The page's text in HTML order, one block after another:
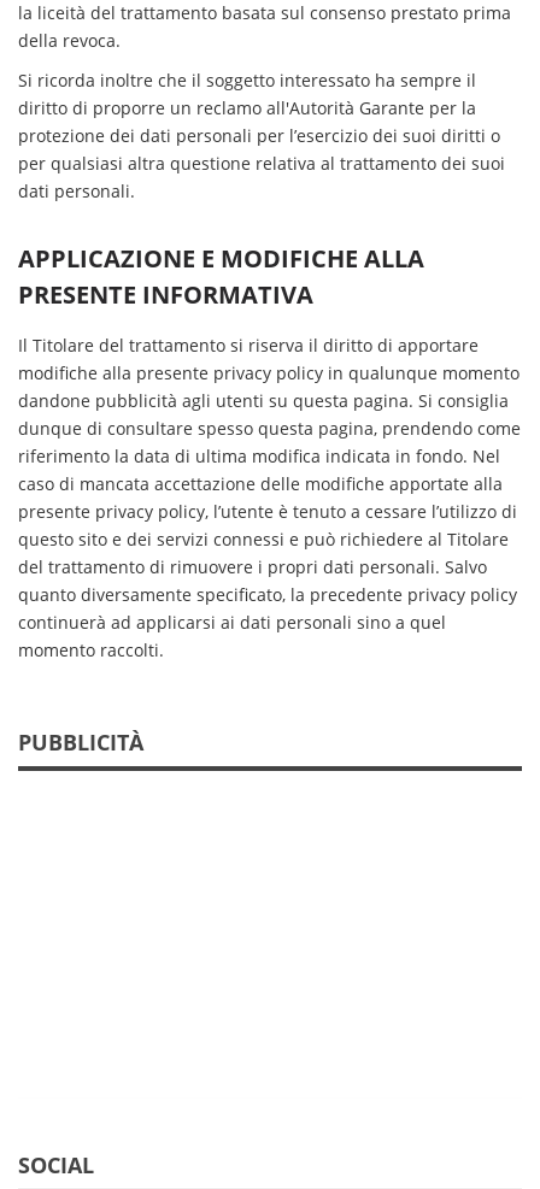
la liceità del trattamento basata sul consenso prestato prima
della revoca.
Si ricorda inoltre che il soggetto interessato ha sempre il
diritto di proporre un reclamo all'Autorità Garante per la
protezione dei dati personali per l’esercizio dei suoi diritti o
per qualsiasi altra questione relativa al trattamento dei suoi
dati personali.
APPLICAZIONE E MODIFICHE ALLA
PRESENTE INFORMATIVA
Il Titolare del trattamento si riserva il diritto di apportare
modifiche alla presente privacy policy in qualunque momento
dandone pubblicità agli utenti su questa pagina. Si consiglia
dunque di consultare spesso questa pagina, prendendo come
riferimento la data di ultima modifica indicata in fondo. Nel
caso di mancata accettazione delle modifiche apportate alla
presente privacy policy, l’utente è tenuto a cessare l’utilizzo di
questo sito e dei servizi connessi e può richiedere al Titolare
del trattamento di rimuovere i propri dati personali. Salvo
quanto diversamente specificato, la precedente privacy policy
continuerà ad applicarsi ai dati personali sino a quel
momento raccolti.
PUBBLICITÀ
SOCIAL